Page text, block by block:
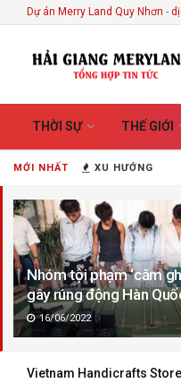
MỚI NHẤT XU HƯỚNG
Nhóm tội phạm ‘căm
gây rúng động Hàn
16/06/2022
Vietnam Handicrafts
Dự án Merry Land Quy Nhơn -
THỜI SỰ THẾ GIỚI